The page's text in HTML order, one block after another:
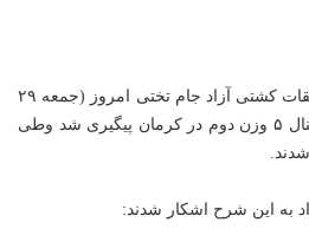
به گزارش خبرنگار مهر، مسابقات کشتی آزاد جام تختی امروز (جمعه ۲۹
خرداد) با برگزاری مبارزات فینال ۵ وزن دوم در کرمان پیگیری شد وطی